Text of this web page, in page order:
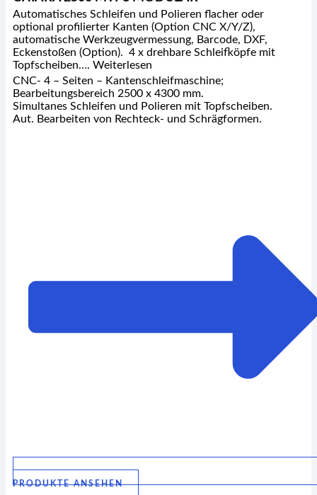
Automatisches Schleifen und Polieren flacher oder
optional profilierter Kanten (Option CNC X/Y/Z),
automatische Werkzeugvermessung, Barcode, DXF,
Eckenstoßen (Option). 4 x drehbare Schleifköpfe mit
Topfscheiben…. Weiterlesen
CNC- 4 – Seiten – Kantenschleifmaschine;
Bearbeitungsbereich 2500 x 4300 mm.
Simultanes Schleifen und Polieren mit Topfscheiben.
Aut. Bearbeiten von Rechteck- und Schrägformen.
PRODUKTE ANSEHEN